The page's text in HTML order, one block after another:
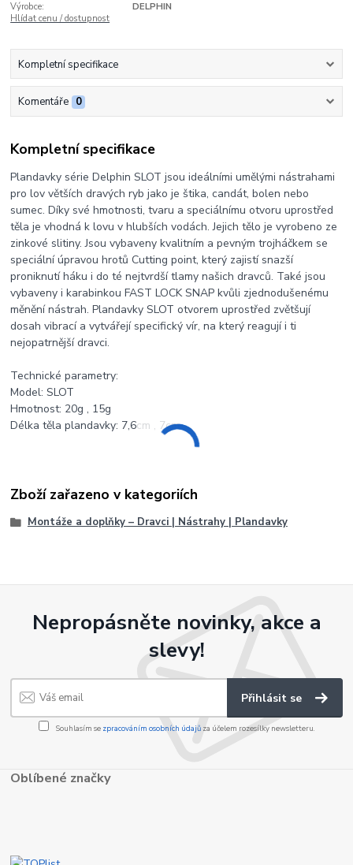
Výrobce:
DELPHIN
Hlídat cenu / dostupnost
Kompletní specifikace
Komentáře 0
Kompletní specifikace
Plandavky série Delphin SLOT jsou ideálními umělými nástrahami
pro lov větších dravých ryb jako je štika, candát, bolen nebo
sumec. Díky své hmotnosti, tvaru a speciálnímu otvoru uprostřed
těla je vhodná k lovu v hlubších vodách. Jejich tělo je vyrobeno ze
zinkové slitiny. Jsou vybaveny kvalitním a pevným trojháčkem se
speciální úpravou hrotů Cutting point, který zajistí snazší
proniknutí háku i do té nejtvrdší tlamy našich dravců. Také jsou
vybaveny i karabinkou FAST LOCK SNAP kvůli zjednodušenému
měnění nástrah. Plandavky SLOT otvorem uprostřed zvětšují
dosah vibrací a vytvářejí specifický vír, na který reagují i ti
nejopatrnější dravci.
Technické parametry:
Model: SLOT
Hmotnost: 20g , 15g
Délka těla plandavky: 7,6cm , 7cm
Zboží zařazeno v kategoriích
Montáže a doplňky – Dravci | Nástrahy | Plandavky
Nepropásněte novinky, akce a
slevy!
Přihlásit se
Souhlasím se zpracováním osobních údajůza účelem rozesílky newsletteru.
Oblíbené značky